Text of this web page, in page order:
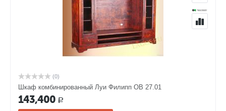
(0)
Шкаф комбинированный Луи Филипп ОВ 27.01
143,400 Р